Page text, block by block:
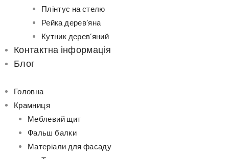
Плінтус на стелю
Рейка дерев’яна
Кутник дерев’яний
Контактна інформація
Блог
Головна
Крамниця
Меблевий щит
Фальш балки
Матеріали для фасаду